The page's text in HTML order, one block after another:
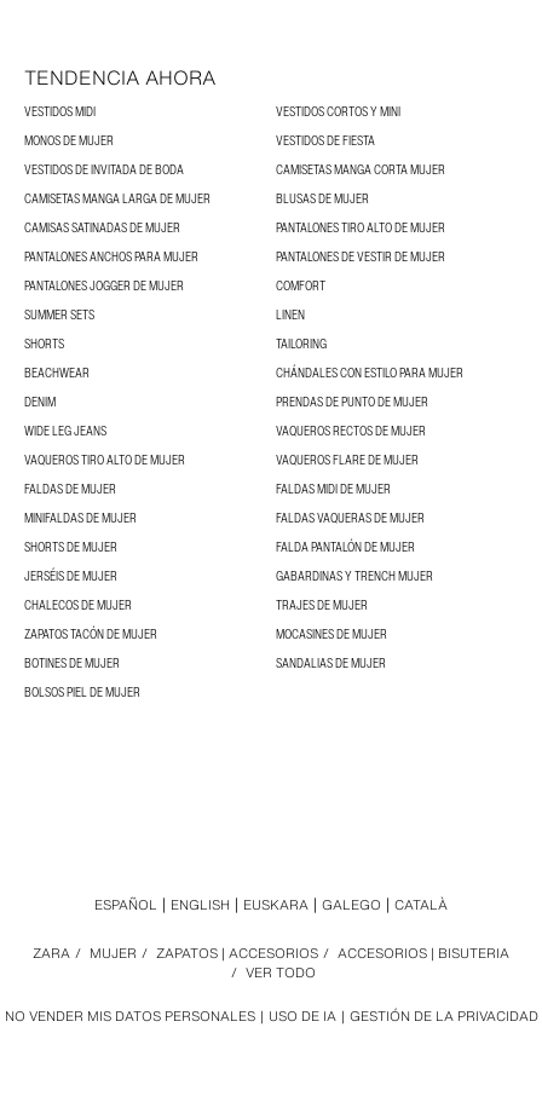
TENDENCIA AHORA
VESTIDOS MIDI
VESTIDOS CORTOS Y MINI
MONOS DE MUJER
VESTIDOS DE FIESTA
VESTIDOS DE INVITADA DE BODA
CAMISETAS MANGA CORTA MUJER
CAMISETAS MANGA LARGA DE MUJER
BLUSAS DE MUJER
CAMISAS SATINADAS DE MUJER
PANTALONES TIRO ALTO DE MUJER
PANTALONES ANCHOS PARA MUJER
PANTALONES DE VESTIR DE MUJER
PANTALONES JOGGER DE MUJER
COMFORT
SUMMER SETS
LINEN
SHORTS
TAILORING
BEACHWEAR
CHÁNDALES CON ESTILO PARA MUJER
DENIM
PRENDAS DE PUNTO DE MUJER
WIDE LEG JEANS
VAQUEROS RECTOS DE MUJER
VAQUEROS TIRO ALTO DE MUJER
VAQUEROS FLARE DE MUJER
FALDAS DE MUJER
FALDAS MIDI DE MUJER
MINIFALDAS DE MUJER
FALDAS VAQUERAS DE MUJER
SHORTS DE MUJER
FALDA PANTALÓN DE MUJER
JERSÉIS DE MUJER
GABARDINAS Y TRENCH MUJER
CHALECOS DE MUJER
TRAJES DE MUJER
ZAPATOS TACÓN DE MUJER
MOCASINES DE MUJER
BOTINES DE MUJER
SANDALIAS DE MUJER
BOLSOS PIEL DE MUJER
NO VENDER MIS DATOS PERSONALES USO DE IA GESTIÓN DE LA PRIVACIDAD
ZARA / MUJER / ZAPATOS | ACCESORIOS / ACCESORIOS | BISUTERIA
/ VER TODO
ESPAÑOL ENGLISH EUSKARA GALEGO CATALÀ